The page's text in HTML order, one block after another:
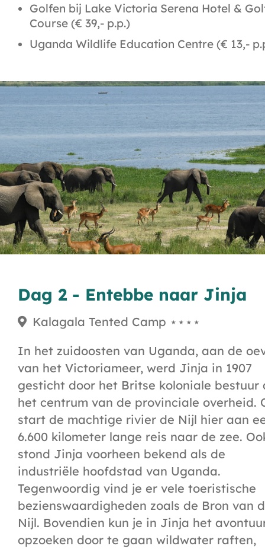
Golfen bij Lake Victoria Serena Hotel &
Course (€ 39,- p.p.)
Uganda Wildlife Education Centre (€ 13,-
Dag 2 - Entebbe naar Jinja
Kalagala Tented Camp ⋆⋆⋆⋆
In het zuidoosten van Uganda, aan de
van het Victoriameer, werd Jinja in 1907
gesticht door het Britse koloniale bestuur
het centrum van de provinciale overheid.
start de machtige rivier de Nijl hier aan
6.600 kilometer lange reis naar de zee.
stond Jinja voorheen bekend als de
industriële hoofdstad van Uganda.
Tegenwoordig vind je er vele toeristische
bezienswaardigheden zoals de Bron van
Nijl. Bovendien kun je in Jinja het
opzoeken door te gaan wildwater raften,